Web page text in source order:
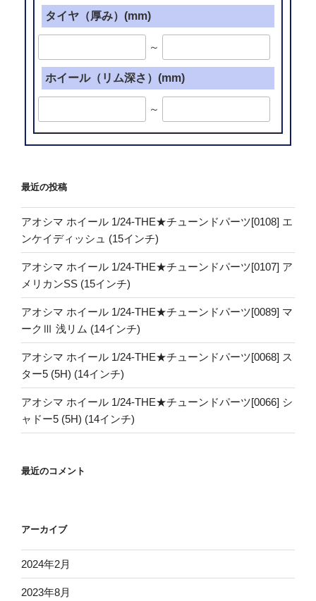
タイヤ（厚み）(mm)
～
ホイール（リム深さ）(mm)
～
最近の投稿
アオシマ ホイール 1/24-THE★チューンドパーツ[0108] エ
ンケイディッシュ (15インチ)
アオシマ ホイール 1/24-THE★チューンドパーツ[0107] ア
メリカンSS (15インチ)
アオシマ ホイール 1/24-THE★チューンドパーツ[0089] マ
ークⅢ 浅リム (14インチ)
アオシマ ホイール 1/24-THE★チューンドパーツ[0068] ス
ター5 (5H) (14インチ)
アオシマ ホイール 1/24-THE★チューンドパーツ[0066] シ
ャドー5 (5H) (14インチ)
最近のコメント
アーカイブ
2024年2月
2023年8月